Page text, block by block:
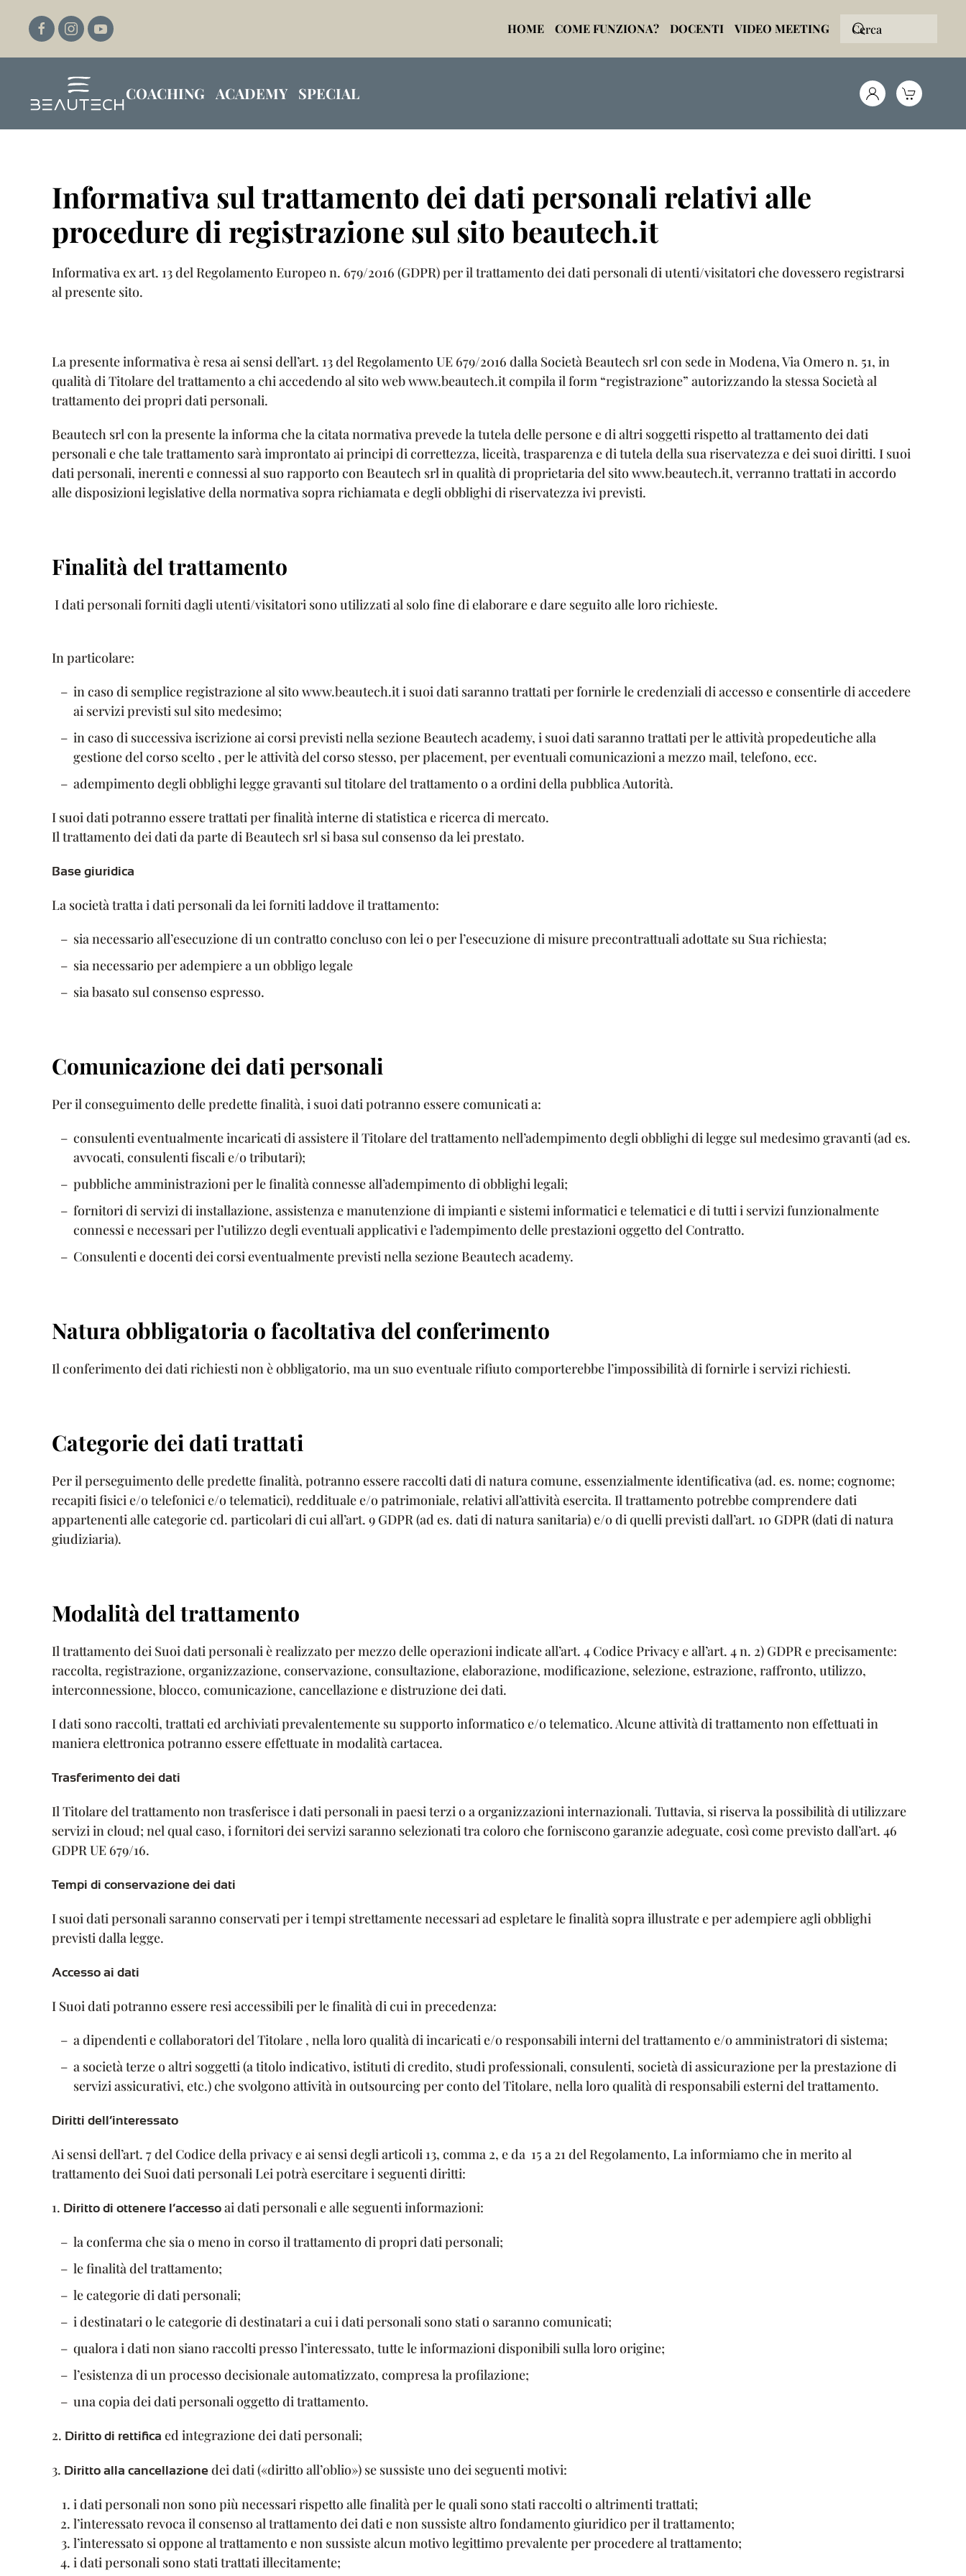
Passa al contenuto principale
HOME COME FUNZIONA? DOCENTI VIDEO MEETING
COACHING ACADEMY SPECIAL
Informativa sul trattamento dei dati personali relativi alle
procedure di registrazione sul sito beautech.it
Informativa ex art. 13 del Regolamento Europeo n. 679/2016 (GDPR) per il trattamento dei dati personali di utenti/visitatori che dovessero registrarsi
al presente sito.
La presente informativa è resa ai sensi dell’art. 13 del Regolamento UE 679/2016 dalla Società Beautech srl con sede in Modena, Via Omero n. 51, in
qualità di Titolare del trattamento a chi accedendo al sito web www.beautech.it compila il form “registrazione” autorizzando la stessa Società al
trattamento dei propri dati personali.
Beautech srl con la presente la informa che la citata normativa prevede la tutela delle persone e di altri soggetti rispetto al trattamento dei dati
personali e che tale trattamento sarà improntato ai principi di correttezza, liceità, trasparenza e di tutela della sua riservatezza e dei suoi diritti. I suoi
dati personali, inerenti e connessi al suo rapporto con Beautech srl in qualità di proprietaria del sito www.beautech.it, verranno trattati in accordo
alle disposizioni legislative della normativa sopra richiamata e degli obblighi di riservatezza ivi previsti.
Finalità del trattamento
I dati personali forniti dagli utenti/visitatori sono utilizzati al solo fine di elaborare e dare seguito alle loro richieste.
In particolare:
in caso di semplice registrazione al sito www.beautech.it i suoi dati saranno trattati per fornirle le credenziali di accesso e consentirle di accedere
ai servizi previsti sul sito medesimo;
in caso di successiva iscrizione ai corsi previsti nella sezione Beautech academy, i suoi dati saranno trattati per le attività propedeutiche alla
gestione del corso scelto , per le attività del corso stesso, per placement, per eventuali comunicazioni a mezzo mail, telefono, ecc.
adempimento degli obblighi legge gravanti sul titolare del trattamento o a ordini della pubblica Autorità.
I suoi dati potranno essere trattati per finalità interne di statistica e ricerca di mercato.
Il trattamento dei dati da parte di Beautech srl si basa sul consenso da lei prestato.
Base giuridica
La società tratta i dati personali da lei forniti laddove il trattamento:
sia necessario all’esecuzione di un contratto concluso con lei o per l’esecuzione di misure precontrattuali adottate su Sua richiesta;
sia necessario per adempiere a un obbligo legale
sia basato sul consenso espresso.
Comunicazione dei dati personali
Per il conseguimento delle predette finalità, i suoi dati potranno essere comunicati a:
consulenti eventualmente incaricati di assistere il Titolare del trattamento nell’adempimento degli obblighi di legge sul medesimo gravanti (ad es.
avvocati, consulenti fiscali e/o tributari);
pubbliche amministrazioni per le finalità connesse all’adempimento di obblighi legali;
fornitori di servizi di installazione, assistenza e manutenzione di impianti e sistemi informatici e telematici e di tutti i servizi funzionalmente
connessi e necessari per l’utilizzo degli eventuali applicativi e l’adempimento delle prestazioni oggetto del Contratto.
Consulenti e docenti dei corsi eventualmente previsti nella sezione Beautech academy.
Natura obbligatoria o facoltativa del conferimento
Il conferimento dei dati richiesti non è obbligatorio, ma un suo eventuale rifiuto comporterebbe l’impossibilità di fornirle i servizi richiesti.
Categorie dei dati trattati
Per il perseguimento delle predette finalità, potranno essere raccolti dati di natura comune, essenzialmente identificativa (ad. es. nome; cognome;
recapiti fisici e/o telefonici e/o telematici), reddituale e/o patrimoniale, relativi all’attività esercita. Il trattamento potrebbe comprendere dati
appartenenti alle categorie cd. particolari di cui all’art. 9 GDPR (ad es. dati di natura sanitaria) e/o di quelli previsti dall’art. 10 GDPR (dati di natura
giudiziaria).
Modalità del trattamento
Il trattamento dei Suoi dati personali è realizzato per mezzo delle operazioni indicate all’art. 4 Codice Privacy e all’art. 4 n. 2) GDPR e precisamente:
raccolta, registrazione, organizzazione, conservazione, consultazione, elaborazione, modificazione, selezione, estrazione, raffronto, utilizzo,
interconnessione, blocco, comunicazione, cancellazione e distruzione dei dati.
I dati sono raccolti, trattati ed archiviati prevalentemente su supporto informatico e/o telematico. Alcune attività di trattamento non effettuati in
maniera elettronica potranno essere effettuate in modalità cartacea.
Trasferimento dei dati
Il Titolare del trattamento non trasferisce i dati personali in paesi terzi o a organizzazioni internazionali. Tuttavia, si riserva la possibilità di utilizzare
servizi in cloud; nel qual caso, i fornitori dei servizi saranno selezionati tra coloro che forniscono garanzie adeguate, così come previsto dall’art. 46
GDPR UE 679/16.
Tempi di conservazione dei dati
I suoi dati personali saranno conservati per i tempi strettamente necessari ad espletare le finalità sopra illustrate e per adempiere agli obblighi
previsti dalla legge.
Accesso ai dati
I Suoi dati potranno essere resi accessibili per le finalità di cui in precedenza:
a dipendenti e collaboratori del Titolare , nella loro qualità di incaricati e/o responsabili interni del trattamento e/o amministratori di sistema;
a società terze o altri soggetti (a titolo indicativo, istituti di credito, studi professionali, consulenti, società di assicurazione per la prestazione di
servizi assicurativi, etc.) che svolgono attività in outsourcing per conto del Titolare, nella loro qualità di responsabili esterni del trattamento.
Diritti dell’interessato
Ai sensi dell’art. 7 del Codice della privacy e ai sensi degli articoli 13, comma 2, e da 15 a 21 del Regolamento, La informiamo che in merito al
trattamento dei Suoi dati personali Lei potrà esercitare i seguenti diritti:
1. Diritto di ottenere l’accesso ai dati personali e alle seguenti informazioni:
la conferma che sia o meno in corso il trattamento di propri dati personali;
le finalità del trattamento;
le categorie di dati personali;
i destinatari o le categorie di destinatari a cui i dati personali sono stati o saranno comunicati;
qualora i dati non siano raccolti presso l’interessato, tutte le informazioni disponibili sulla loro origine;
l’esistenza di un processo decisionale automatizzato, compresa la profilazione;
una copia dei dati personali oggetto di trattamento.
2. Diritto di rettifica ed integrazione dei dati personali;
3. Diritto alla cancellazione dei dati («diritto all’oblio») se sussiste uno dei seguenti motivi:
i dati personali non sono più necessari rispetto alle finalità per le quali sono stati raccolti o altrimenti trattati;
l’interessato revoca il consenso al trattamento dei dati e non sussiste altro fondamento giuridico per il trattamento;
l’interessato si oppone al trattamento e non sussiste alcun motivo legittimo prevalente per procedere al trattamento;
i dati personali sono stati trattati illecitamente;